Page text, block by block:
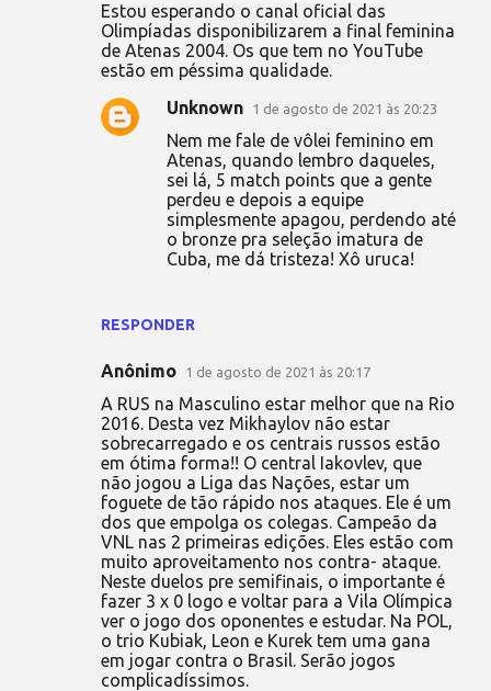
Estou esperando o canal oficial das
Olimpíadas disponibilizarem a final feminina
de Atenas 2004. Os que tem no YouTube
estão em péssima qualidade.
RESPONDER
Unknown 1 de agosto de 2021 às 20:23
Nem me fale de vôlei feminino em
Atenas, quando lembro daqueles,
sei lá, 5 match points que a gente
perdeu e depois a equipe
simplesmente apagou, perdendo até
o bronze pra seleção imatura de
Cuba, me dá tristeza! Xô uruca!
Anônimo 1 de agosto de 2021 às 20:17
A RUS na Masculino estar melhor que na Rio
2016. Desta vez Mikhaylov não estar
sobrecarregado e os centrais russos estão
em ótima forma!! O central Iakovlev, que
não jogou a Liga das Nações, estar um
foguete de tão rápido nos ataques. Ele é um
dos que empolga os colegas. Campeão da
VNL nas 2 primeiras edições. Eles estão com
muito aproveitamento nos contra- ataque.
Neste duelos pre semifinais, o importante é
fazer 3 x 0 logo e voltar para a Vila Olímpica
ver o jogo dos oponentes e estudar. Na POL,
o trio Kubiak, Leon e Kurek tem uma gana
em jogar contra o Brasil. Serão jogos
complicadíssimos.